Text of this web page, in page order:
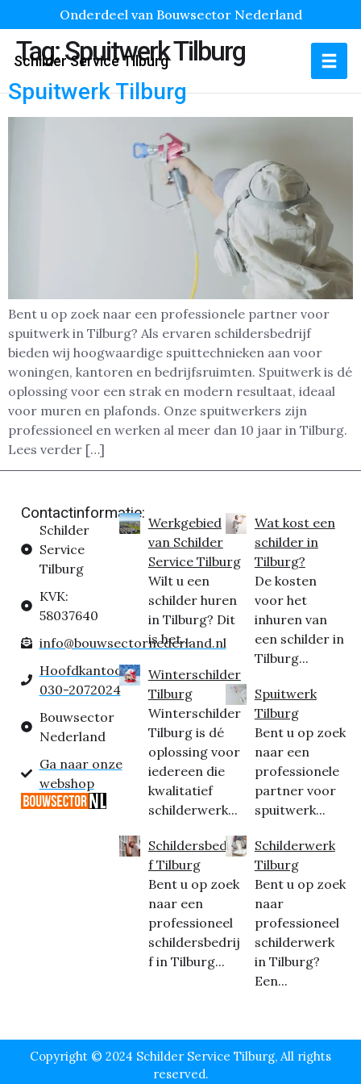
Onderdeel van Bouwsector Nederland
Schilder Service Tilburg
Tag:Spuitwerk Tilburg
Spuitwerk Tilburg
Bent u op zoek naar een professionele partner voor
spuitwerk in Tilburg? Als ervaren schildersbedrijf
bieden wij hoogwaardige spuittechnieken aan voor
woningen, kantoren en bedrijfsruimten. Spuitwerk is dé
oplossing voor een strak en modern resultaat, ideaal
voor muren en plafonds. Onze spuitwerkers zijn
professioneel en werken al meer dan 10 jaar in Tilburg.
Lees verder […]
Contactinformatie:
Schilder
Service
Tilburg
KVK:
58037640
info@bouwsectornederland.nl
Hoofdkantoor:
030-2072024
Bouwsector
Nederland
Ga naar onze
webshop
Werkgebied
van Schilder
Service Tilburg
Wilt u een
schilder huren
in Tilburg? Dit
is het...
Winterschilder
Tilburg
Winterschilder
Tilburg is dé
oplossing voor
iedereen die
kwalitatief
schilderwerk...
Schildersbedrij
f Tilburg
Bent u op zoek
naar een
professioneel
schildersbedrij
f in Tilburg...
Wat kost een
schilder in
Tilburg?
De kosten
voor het
inhuren van
een schilder in
Tilburg...
Spuitwerk
Tilburg
Bent u op zoek
naar een
professionele
partner voor
spuitwerk...
Schilderwerk
Tilburg
Bent u op zoek
naar
professioneel
schilderwerk
in Tilburg?
Een...
Copyright © 2024 Schilder Service Tilburg, All rights
reserved.